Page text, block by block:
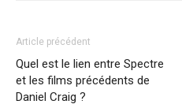
Article précédent
Quel est le lien entre Spectre
et les films précédents de
Daniel Craig ?